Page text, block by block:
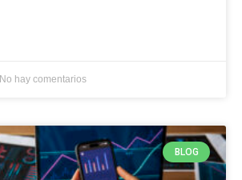
No hay comentarios
BLOG